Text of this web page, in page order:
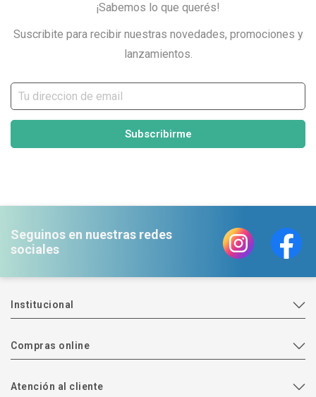
¡Sabemos lo que querés!
Suscribite para recibir nuestras novedades, promociones y
lanzamientos.
Subscribirme
Seguinos en nuestras redes
sociales
Institucional
Compras online
Atención al cliente